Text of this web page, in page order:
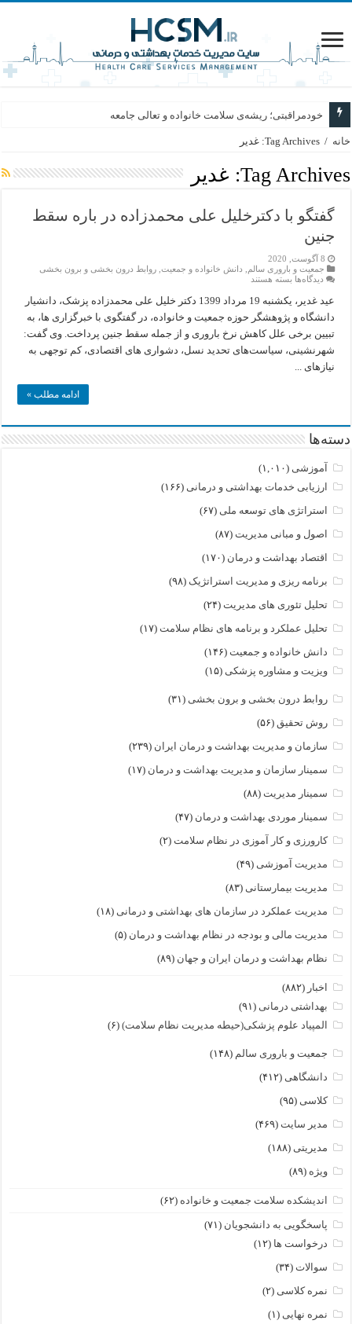
خودمراقبتی؛ ریشه‌ی سلامت خانواده و تعالی جامعه
خانه / Tag Archives: غدیر
Tag Archives: غدیر
گفتگو با دکترخلیل علی محمدزاده در باره سقط
جنین
8 آگوست, 2020
جمعیت و باروری سالم
دانش خانواده و جمعیت ,روابط درون بخشی و برون بخشی
دیدگاه‌ها برای
با
علی
محمدزاده
در
باره
بسته هستند
عید غدیر، یکشنبه 19 مرداد 1399 دکتر خلیل علی محمدزاده پزشک، دانشیار
دانشگاه و پژوهشگر حوزه جمعیت و خانواده، در گفتگوی با خبرگزاری ها، به
تبیین برخی علل کاهش نرخ باروری و از جمله سقط جنین پرداخت. وی گفت:
شهرنشینی، سیاست‌های تحدید نسل، دشواری های اقتصادی، کم توجهی به
نیازهای ...
ادامه مطلب »
دسته‌ها
آموزشی (۱,۰۱۰)
ارزیابی خدمات بهداشتی و درمانی (۱۶۶)
استراتژی های توسعه ملی (۶۷)
اصول و مبانی مدیریت (۸۷)
اقتصاد بهداشت و درمان (۱۷۰)
برنامه ریزی و مدیریت استراتژیک (۹۸)
تحلیل تئوری های مدیریت (۲۴)
تحلیل عملکرد و برنامه های نظام سلامت (۱۷)
دانش خانواده و جمعیت (۱۴۶)
ویزیت و مشاوره پزشکی (۱۵)
روابط درون بخشی و برون بخشی (۳۱)
روش تحقیق (۵۶)
سازمان و مدیریت بهداشت و درمان ایران (۲۳۹)
سمینار سازمان و مدیریت بهداشت و درمان (۱۷)
سمینار مدیریت (۸۸)
سمینار موردی بهداشت و درمان (۴۷)
کارورزی و کار آموزی در نظام سلامت (۲)
مدیریت آموزشی (۴۹)
مدیریت بیمارستانی (۸۳)
مدیریت عملکرد در سازمان های بهداشتی و درمانی (۱۸)
مدیریت مالی و بودجه در نظام بهداشت و درمان (۵)
نظام بهداشت و درمان ایران و جهان (۸۹)
اخبار (۸۸۲)
بهداشتی درمانی (۹۱)
المپیاد علوم پزشکی(حیطه مدیریت نظام سلامت) (۶)
جمعیت و باروری سالم (۱۴۸)
دانشگاهی (۴۱۲)
کلاسی (۹۵)
مدیر سایت (۴۶۹)
مدیریتی (۱۸۸)
ویژه (۸۹)
اندیشکده سلامت جمعیت و خانواده (۶۲)
پاسخگویی به دانشجویان (۷۱)
درخواست ها (۱۲)
سوالات (۳۴)
نمره کلاسی (۲)
نمره نهایی (۱)